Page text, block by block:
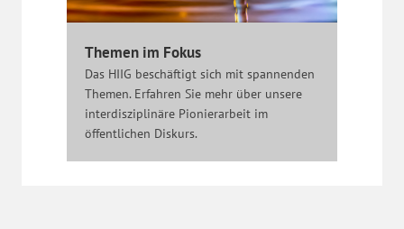
Themen im Fokus
Das HIIG beschäftigt sich mit spannenden
Themen. Erfahren Sie mehr über unsere
interdisziplinäre Pionierarbeit im
öffentlichen Diskurs.